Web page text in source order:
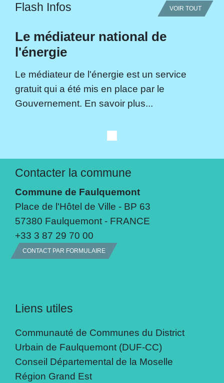
Flash Infos VOIR TOUT
Le médiateur national de
l'énergie
Le médiateur de l'énergie est un service
gratuit qui a été mis en place par le
Gouvernement. En savoir plus...
Contacter la commune
Commune de Faulquemont
Place de l'Hôtel de Ville - BP 63
57380 Faulquemont - FRANCE
+33 3 87 29 70 00
CONTACT PAR FORMULAIRE
Liens utiles
Communauté de Communes du District
Urbain de Faulquemont (DUF-CC)
Conseil Départemental de la Moselle
Région Grand Est